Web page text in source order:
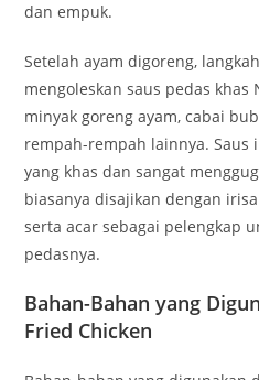
dan empuk.
Setelah ayam digoreng,
mengoleskan saus pedas
minyak goreng ayam, cabai
rempah-rempah lainnya. Saus
yang khas dan sangat
biasanya disajikan dengan
serta acar sebagai pelengkap
pedasnya.
Bahan-Bahan yang
Fried Chicken